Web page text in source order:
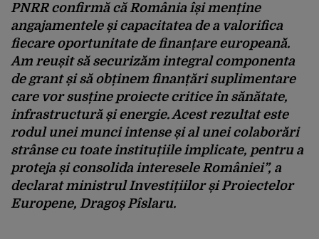
PNRR confirmă că România își menține
angajamentele și capacitatea de a valorifica
fiecare oportunitate de finanțare europeană.
Am reușit să securizăm integral componenta
de grant și să obținem finanțări suplimentare
care vor susține proiecte critice în sănătate,
infrastructură și energie. Acest rezultat este
rodul unei munci intense și al unei colaborări
strânse cu toate instituțiile implicate, pentru a
proteja și consolida interesele României”, a
declarat ministrul Investițiilor și Proiectelor
Europene, Dragoș Pîslaru.